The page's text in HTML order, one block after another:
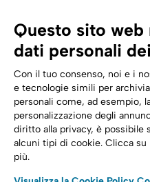
Trasformazione digitale
Energia
Telecomunicazioni
Questo sito
dati personali
Con il tuo consenso, noi e i
e tecnologie simili per
personali come, ad esempio,
personalizzazione degli
diritto alla privacy, è possibile
alcuni tipi di cookie. Clicca su
più.